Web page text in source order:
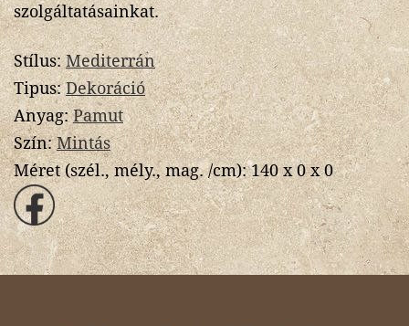
szolgáltatásainkat.
Stílus:Mediterrán
Tipus:Dekoráció
Anyag:Pamut
Szín:Mintás
Méret (szél., mély., mag. /cm):140 x 0 x 0